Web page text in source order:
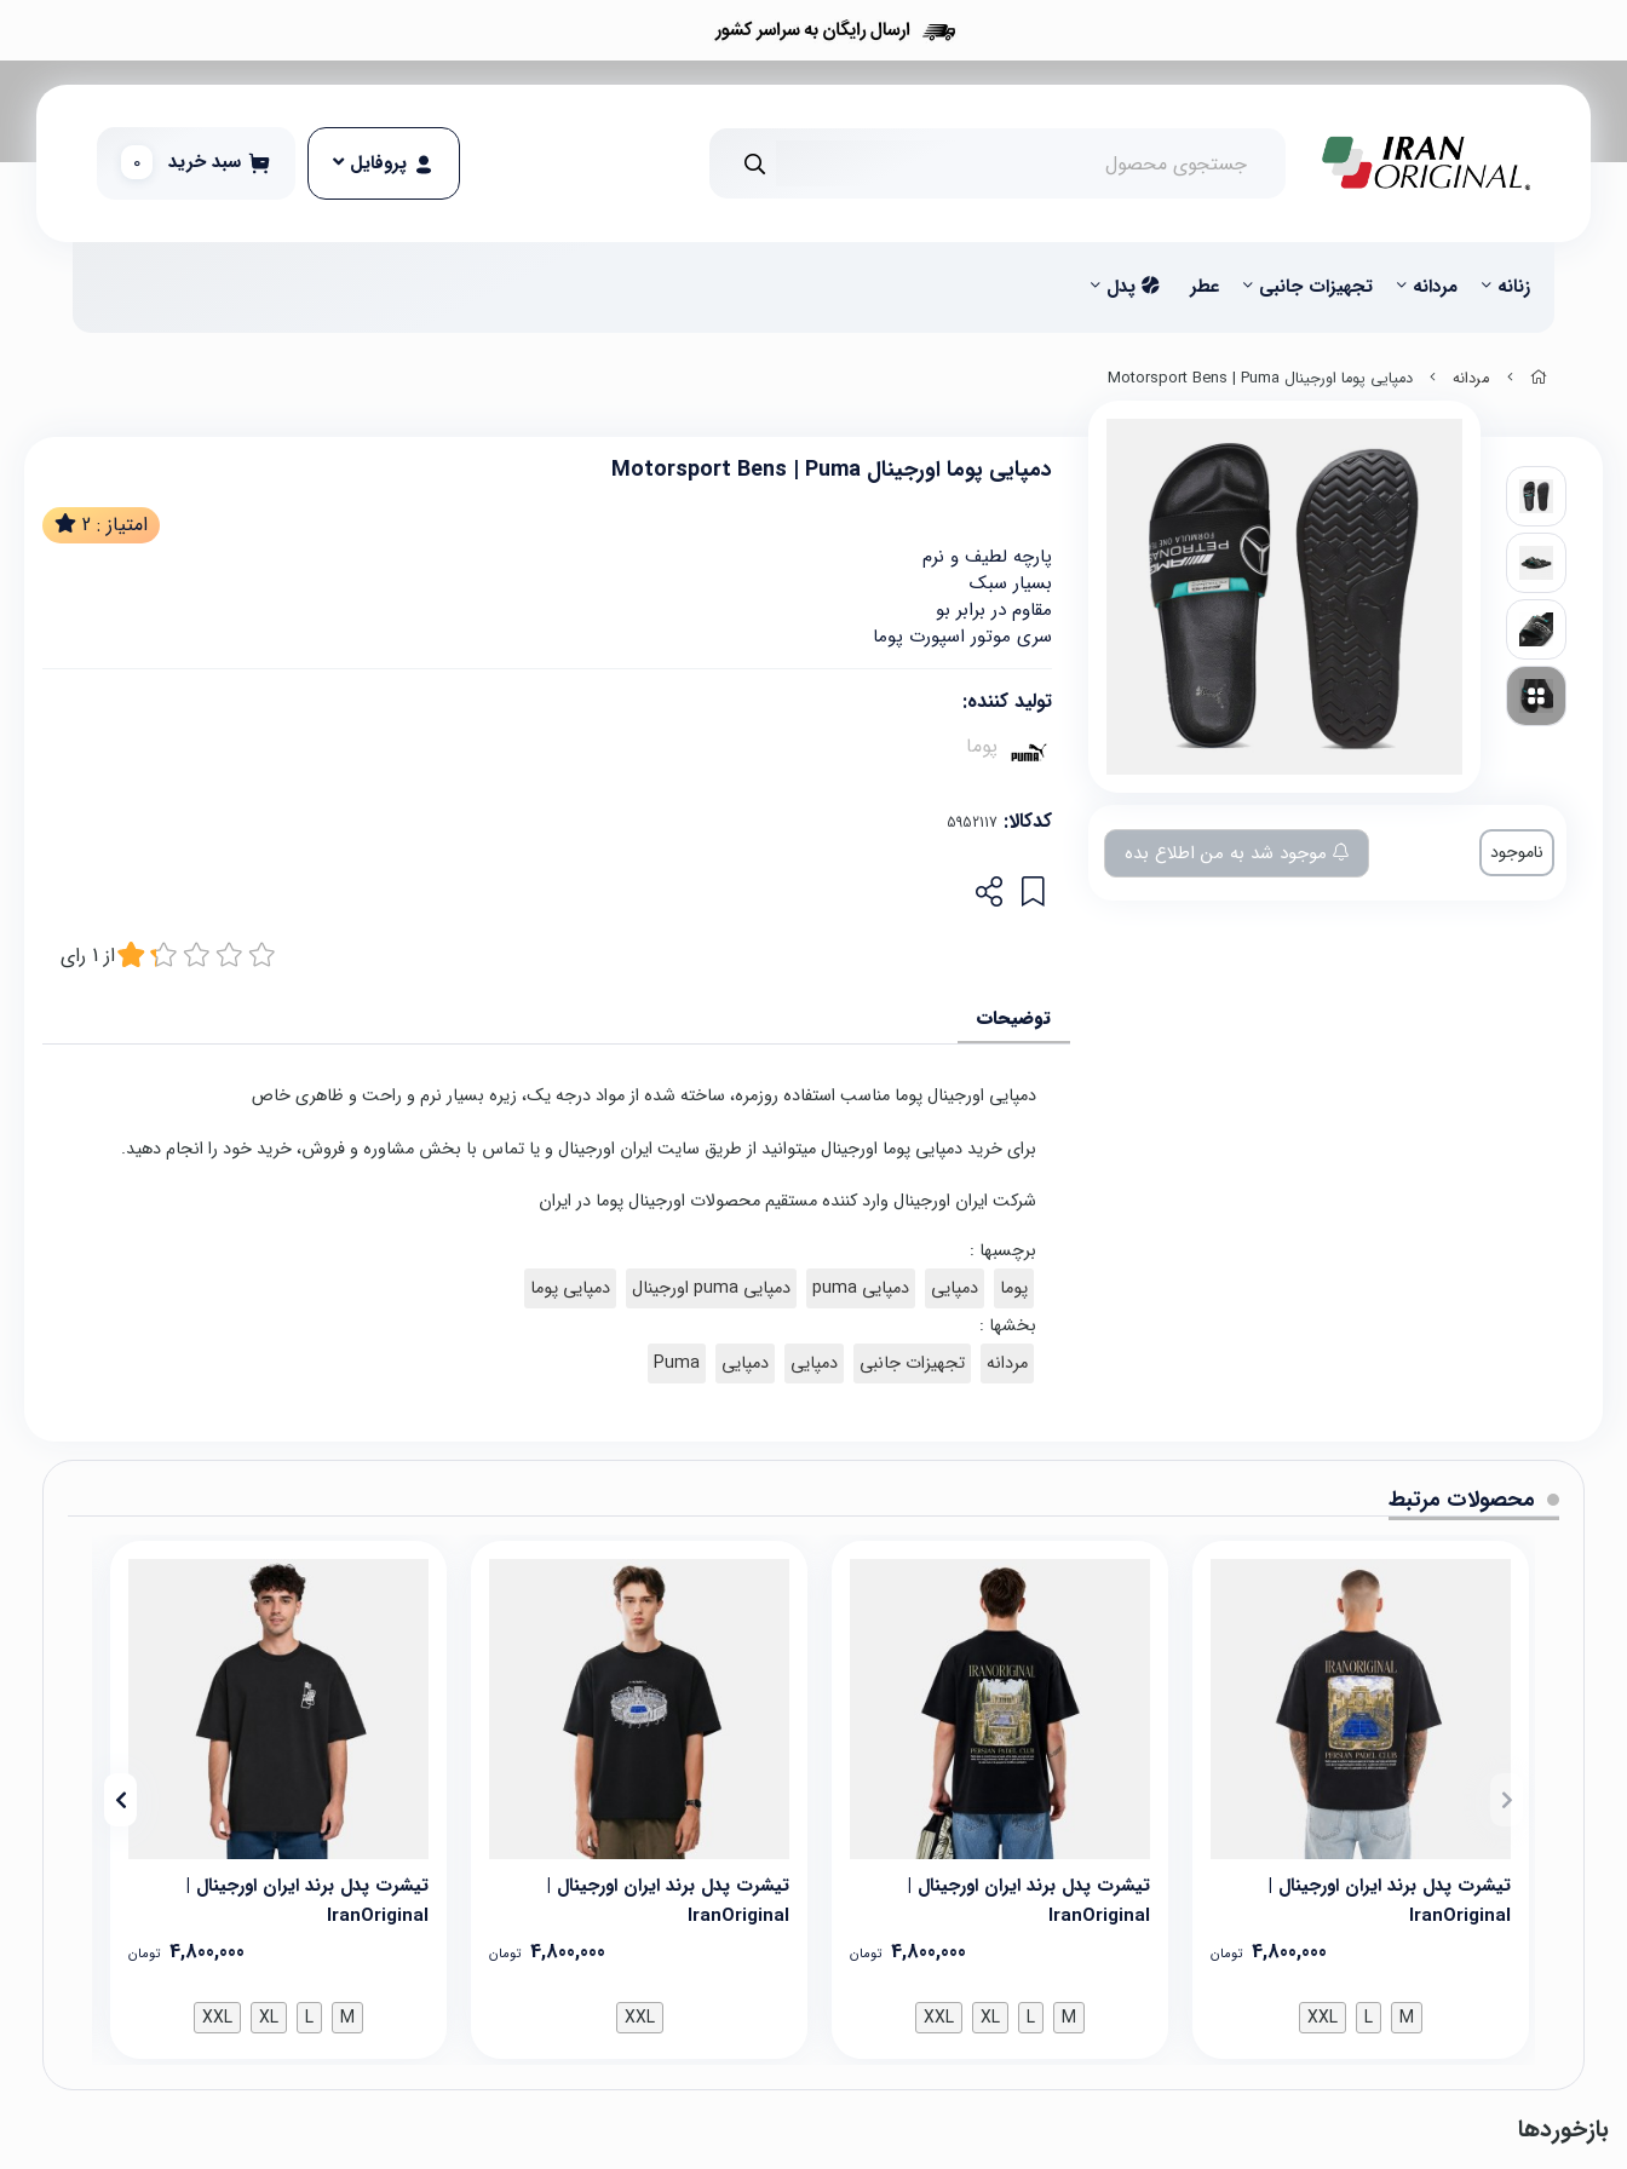
پروفایل سبد خرید 0
زنانه مردانه تجهیزات جانبی عطر پدل
مردانه دمپایی پوما اورجینال Motorsport Bens | Puma
ناموجود موجود شد به من اطلاع بده
دمپایی پوما اورجینال Motorsport Bens | Puma
امتیاز : 2
پارچه لطیف و نرم
بسیار سبک
مقاوم در برابر بو
سری موتور اسپورت پوما
تولید کننده:
پوما
کدکالا:
از 1 رای
توضیحات
دمپایی اورجینال پوما مناسب استفاده روزمره، ساخته شده از مواد درجه یک، زیره بسیار نرم و راحت و ظاهری خاص
برای خرید دمپایی پوما اورجینال میتوانید از طریق سایت ایران اورجینال و یا تماس با بخش مشاوره و فروش، خرید خود را انجام دهید.
شرکت ایران اورجینال وارد کننده مستقیم محصولات اورجینال پوما در ایران
برچسبها :
پوما
دمپایی دمپایی puma دمپایی puma اورجینال
دمپایی پوما
بخشها :
مردانه
تجهیزات جانبی دمپایی دمپایی Puma
محصولات مرتبط
تیشرت پدل برند ایران اورجینال |
IranOriginal
4,800,000 تومان
M
L
XXL
تیشرت پدل برند ایران اورجینال |
IranOriginal
4,800,000 تومان
M
L
XL
XXL
تیشرت پدل برند ایران اورجینال |
IranOriginal
4,800,000 تومان
XXL
تیشرت پدل برند ایران اورجینال |
IranOriginal
4,800,000 تومان
M
L
XL
XXL
بازخوردها